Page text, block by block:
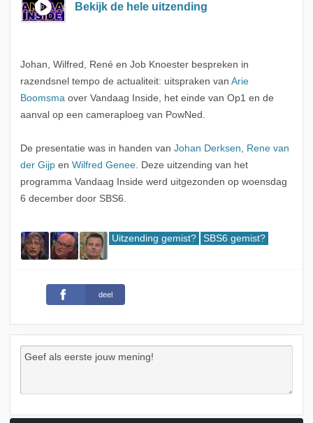
Bekijk de hele uitzending
Johan, Wilfred, René en Job Knoester bespreken in
razendsnel tempo de actualiteit: uitspraken van Arie
Boomsmaover Vandaag Inside, het einde van Op1 en de
aanval op een cameraploeg van PowNed.
De presentatie was in handen van Johan Derksen, Rene van
der Gijpen Wilfred Genee. Deze uitzending van het
programma Vandaag Inside werd uitgezonden op woensdag
6 december door SBS6.
Uitzending gemist? SBS6 gemist?
deel